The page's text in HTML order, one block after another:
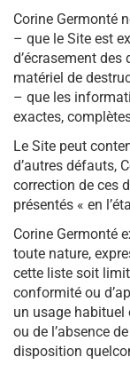
Corine Germonté
– que le Site est
d’écrasement des
matériel de
– que les
exactes,
Le Site peut
d’autres défauts,
correction de ces
présentés « en
Corine Germonté
toute nature,
cette liste soit
conformité ou
un usage habituel
ou de l’absence
disposition